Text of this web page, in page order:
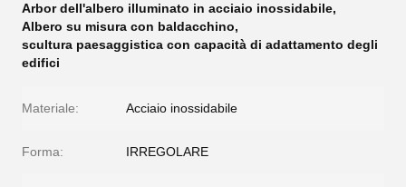
Arbor dell'albero illuminato in acciaio inossidabile,
Albero su misura con baldacchino,
scultura paesaggistica con capacità di adattamento degli
edifici
Materiale: Acciaio inossidabile
Forma: IRREGOLARE